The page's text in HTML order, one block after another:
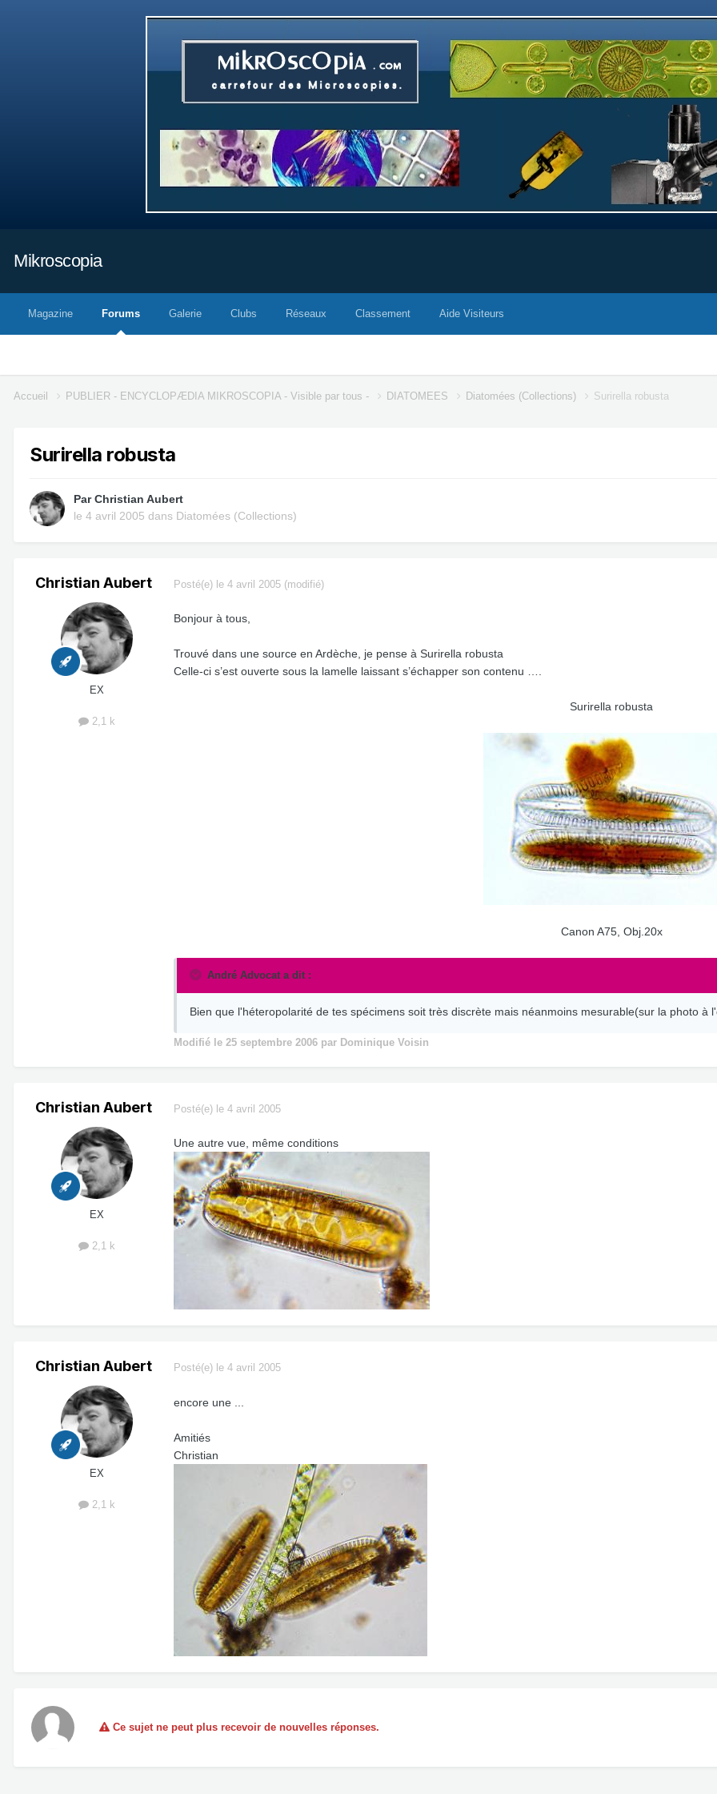
Mikroscopia
Magazine Forums Galerie Clubs Réseaux Classement Aide Visiteurs
Accueil PUBLIER - ENCYCLOPÆDIA MIKROSCOPIA - Visible par tous - DIATOMEES Diatomées (Collections) Surirella robusta
Surirella robusta
ParChristian Aubert
le 4 avril 2005 dans Diatomées (Collections)
Christian Aubert
EX
2,1 k
Posté(e) le 4 avril 2005 (modifié)
Bonjour à tous,
Trouvé dans une source en Ardèche, je pense à Surirella robusta
Celle-ci s’est ouverte sous la lamelle laissant s’échapper son contenu ….
Surirella robusta
Canon A75, Obj.20x
André Advocat a dit :
Bien que l'héteropolarité de tes spécimens soit très discrète mais néanmoins mesurable(sur la photo
Modifié le 25 septembre 2006 par Dominique Voisin
Christian Aubert
EX
2,1 k
Posté(e) le 4 avril 2005
Une autre vue, même conditions
Christian Aubert
EX
2,1 k
Posté(e) le 4 avril 2005
encore une ...
Amitiés
Christian
Ce sujet ne peut plus recevoir de nouvelles réponses.